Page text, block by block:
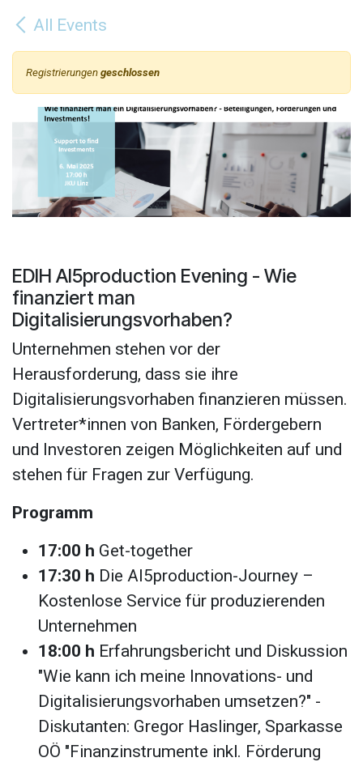
Zum Inhalt springen
All Events
Registrierungen geschlossen
EDIH AI5production Evening - Wie
finanziert man
Digitalisierungsvorhaben?
Unternehmen stehen vor der
Herausforderung, dass sie ihre
Digitalisierungsvorhaben finanzieren müssen.
Vertreter*innen von Banken, Fördergebern
und Investoren zeigen Möglichkeiten auf und
stehen für Fragen zur Verfügung.
Programm
17:00 h Get-together
17:30 h Die AI5production-Journey –
Kostenlose Service für produzierenden
Unternehmen
18:00 h Erfahrungsbericht und Diskussion
"Wie kann ich meine Innovations- und
Digitalisierungsvorhaben umsetzen?" -
Diskutanten: Gregor Haslinger, Sparkasse
OÖ "Finanzinstrumente inkl. Förderung